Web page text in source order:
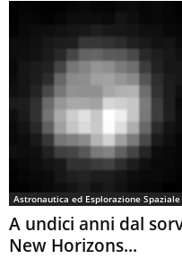
Astronautica ed Esplorazione Spaziale
A undici anni dal
New Horizons...